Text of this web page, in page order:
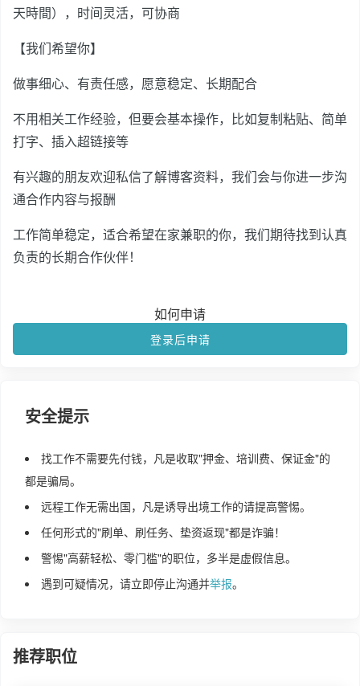
天時間），时间灵活，可协商
【我们希望你】
做事细心、有责任感，愿意稳定、长期配合
不用相关工作经验，但要会基本操作，比如复制粘贴、简单
打字、插入超链接等
有兴趣的朋友欢迎私信了解博客资料，我们会与你进一步沟
通合作内容与报酬
工作简单稳定，适合希望在家兼职的你，我们期待找到认真
负责的长期合作伙伴！
如何申请
登录后申请
安全提示
找工作不需要先付钱，凡是收取"押金、培训费、保证金"的
都是骗局。
远程工作无需出国，凡是诱导出境工作的请提高警惕。
任何形式的"刷单、刷任务、垫资返现"都是诈骗！
警惕"高薪轻松、零门槛"的职位，多半是虚假信息。
遇到可疑情况，请立即停止沟通并举报。
推荐职位